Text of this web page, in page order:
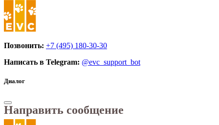
Позвонить: +7 (495) 180-30-30
Написать в Telegram: @evc_support_bot
Диалог
Направить сообщение